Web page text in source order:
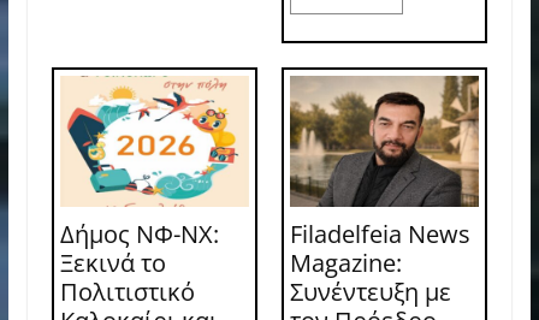
Δήμος ΝΦ-ΝΧ:
Ξεκινά το
Πολιτιστικό
Filadelfeia News
Magazine:
Συνέντευξη με